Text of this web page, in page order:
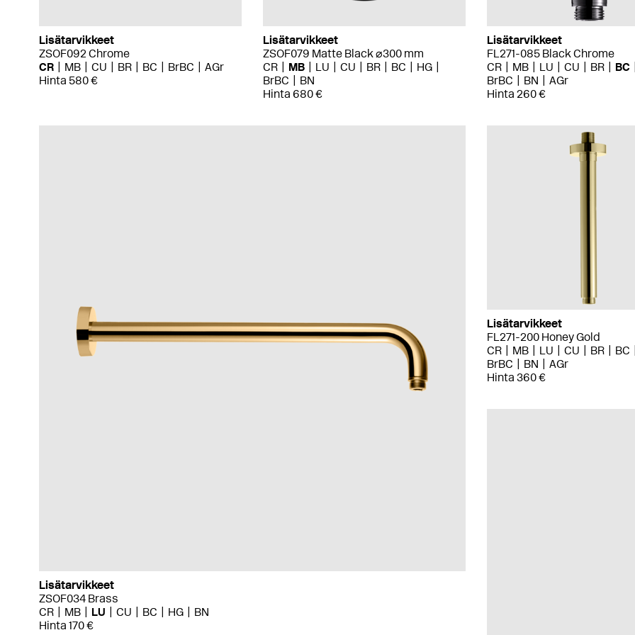
Lisätarvikkeet
ZSOF092 Chrome
CR
MB CU BR BC BrBC
AGr
Hinta 580 €
Lisätarvikkeet
ZSOF079 Matte Black ⌀300 mm
CR
MB LU CU BR BC
HG
BrBC
BN
Hinta 680 €
Lisätarvikkeet
FL271-085 Black Chrome
CR
MB LU CU BR
BC
BrBC
BN
AGr
Hinta 260 €
Lisätarvikkeet
ZSOF034 Brass
CR
MB LU CU BC HG
BN
Hinta 170 €
Lisätarvikkeet
FL271-200 Honey Gold
CR
MB LU CU BR
BC
BrBC
BN
AGr
Hinta 360 €